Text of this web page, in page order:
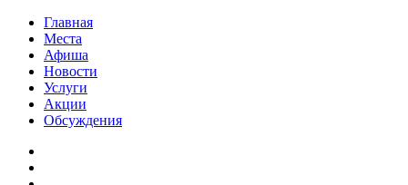
Главная
Места
Афиша
Новости
Услуги
Акции
Обсуждения